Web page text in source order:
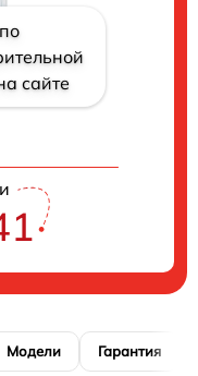
сайте
Модели Гарантия